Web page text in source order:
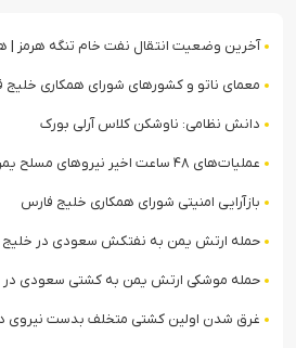
آخرین وضعیت انتقال نفت خام تنگه هرمز |
معمای ناتو و کشورهای شورای همکاری خلیج
دانش نظامی: ناوشکن کلاس آرلی بورک
عملیات‌های ۴۸ ساعت اخیر نیروهای مسلح یمن علیه ائتلاف سعودی + ویدیو
بازآرایی امنیتی شورای همکاری خلیج فارس
حمله ارتش یمن به نفتکش سعودی در
حمله موشکی ارتش یمن به کشتی سعودی در
غرق شدن اولین کشتی متخلف بدست نیروی